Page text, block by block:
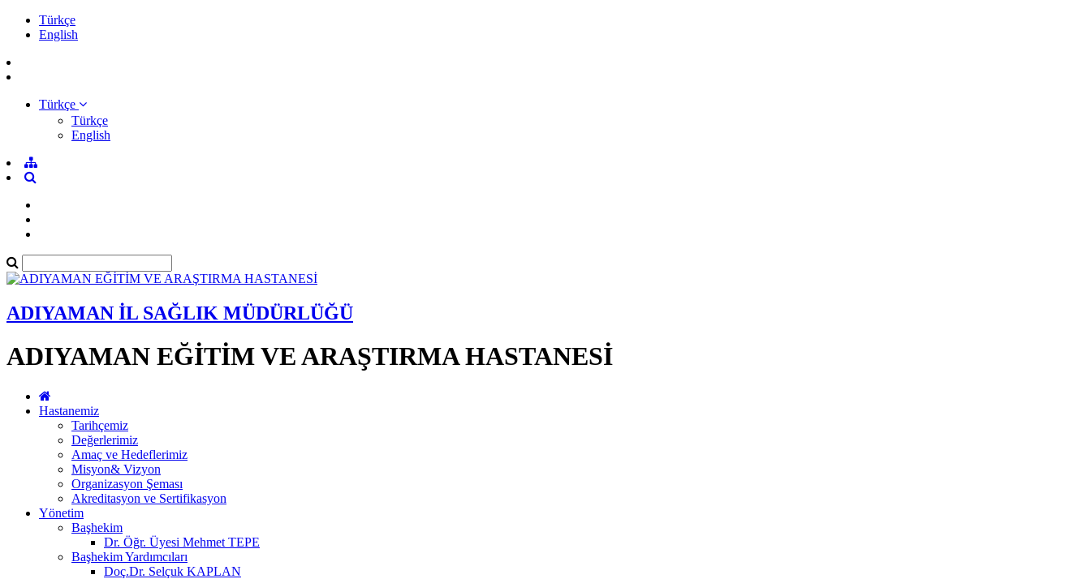
Türkçe
English
Türkçe
Türkçe
English
ADIYAMAN İL SAĞLIK MÜDÜRLÜĞÜ
ADIYAMAN EĞİTİM VE ARAŞTIRMA HASTANESİ
Hastanemiz
Tarihçemiz
Değerlerimiz
Amaç ve Hedeflerimiz
Misyon& Vizyon
Organizasyon Şeması
Akreditasyon ve Sertifikasyon
Yönetim
Başhekim
Dr. Öğr. Üyesi Mehmet TEPE
Başhekim Yardımcıları
Doç.Dr. Selçuk KAPLAN